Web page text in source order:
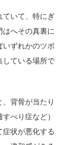
ていて、特にぎ
はへその真裏に
いずれかのツボ
している場所で
背骨が当たり
べり症など）
状が悪化する